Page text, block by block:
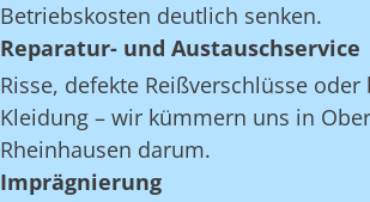
Betriebskosten deutlich senken.
Reparatur- und Austauschservice
Risse, defekte Reißverschlüsse
Kleidung – wir kümmern uns in
Rheinhausen darum.
Imprägnierung